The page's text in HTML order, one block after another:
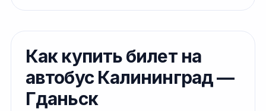
Как купить билет на
автобус Калининград —
Гданьск